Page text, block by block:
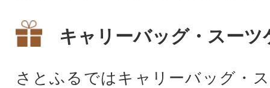
キャリーバッグ・スーツ
さとふるではキャリーバッグ・